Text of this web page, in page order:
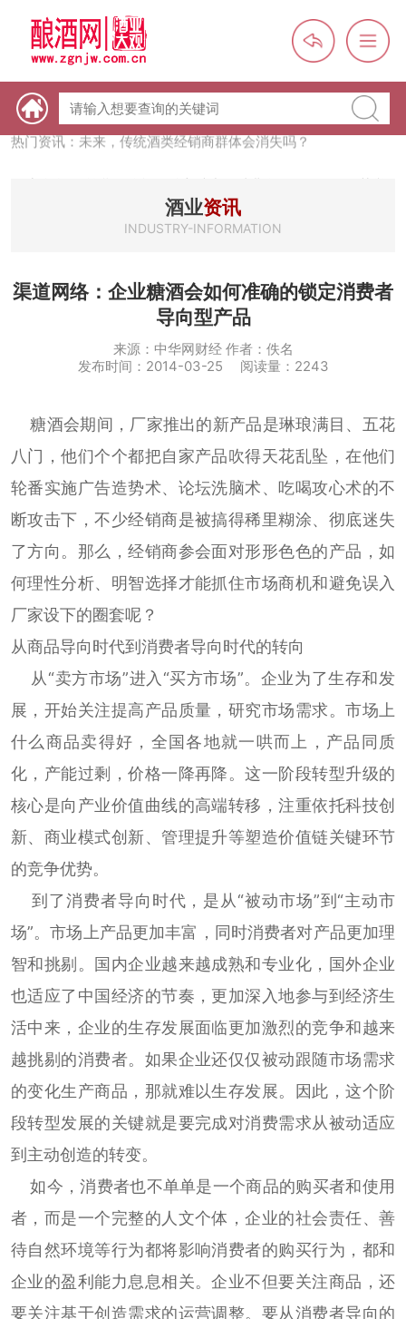
热门资讯：【酒体设计师】职业技能培训及认定班开班通知
热门资讯：未来，传统酒类经销商群体会消失吗？
么简单
热门资讯：2024年上市酒企业第三季度报（白酒、啤酒、葡萄
酒、黄酒）
酒业资讯
INDUSTRY-INFORMATION
渠道网络：企业糖酒会如何准确的锁定消费者
导向型产品
来源：中华网财经 作者：佚名
发布时间：2014-03-25 阅读量：2243
糖酒会期间，厂家推出的新产品是琳琅满目、五花
八门，他们个个都把自家产品吹得天花乱坠，在他们
轮番实施广告造势术、论坛洗脑术、吃喝攻心术的不
断攻击下，不少经销商是被搞得稀里糊涂、彻底迷失
了方向。那么，经销商参会面对形形色色的产品，如
何理性分析、明智选择才能抓住市场商机和避免误入
厂家设下的圈套呢？
从商品导向时代到消费者导向时代的转向
从“卖方市场”进入“买方市场”。企业为了生存和发
展，开始关注提高产品质量，研究市场需求。市场上
什么商品卖得好，全国各地就一哄而上，产品同质
化，产能过剩，价格一降再降。这一阶段转型升级的
核心是向产业价值曲线的高端转移，注重依托科技创
新、商业模式创新、管理提升等塑造价值链关键环节
的竞争优势。
到了消费者导向时代，是从“被动市场”到“主动市
场”。市场上产品更加丰富，同时消费者对产品更加理
智和挑剔。国内企业越来越成熟和专业化，国外企业
也适应了中国经济的节奏，更加深入地参与到经济生
活中来，企业的生存发展面临更加激烈的竞争和越来
越挑剔的消费者。如果企业还仅仅被动跟随市场需求
的变化生产商品，那就难以生存发展。因此，这个阶
段转型发展的关键就是要完成对消费需求从被动适应
到主动创造的转变。
如今，消费者也不单单是一个商品的购买者和使用
者，而是一个完整的人文个体，企业的社会责任、善
待自然环境等行为都将影响消费者的购买行为，都和
企业的盈利能力息息相关。企业不但要关注商品，还
要关注基于创造需求的运营调整。要从消费者导向的